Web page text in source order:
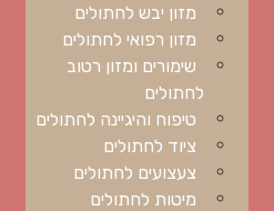
מזון יבש לחתולים
מזון רפואי לחתולים
שימורים ומזון רטוב
לחתולים
טיפוח והיגיינה לחתולים
ציוד לחתולים
צעצועים לחתולים
מיטות לחתולים